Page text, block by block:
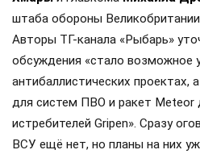
штаба обороны Великобритании
Авторы ТГ-канала «Рыбарь»
обсуждения «стало возможное
антибаллистических проектах,
для систем ПВО и ракет Meteor
истребителей Gripen». Сразу
ВСУ ещё нет, но планы на них